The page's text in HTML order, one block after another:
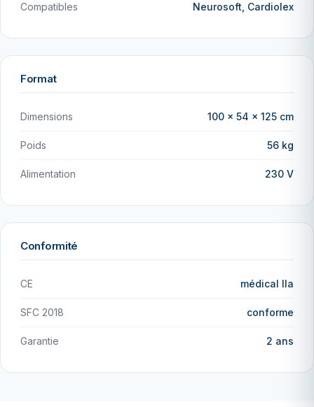
Compatibles Neurosoft, Cardiolex
Format
Dimensions 100 × 54 × 125 cm
Poids 56 kg
Alimentation 230 V
Conformité
CE médical IIa
SFC 2018 conforme
Garantie 2 ans